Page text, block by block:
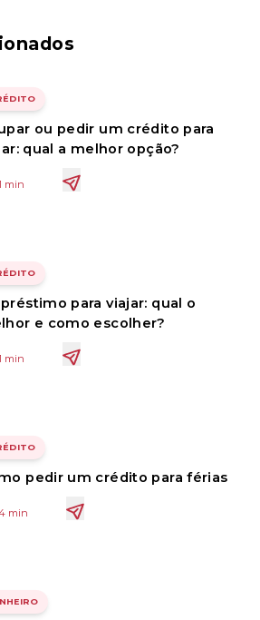
ou pedir um crédito para
qual a melhor opção?
min
para viajar: qual o
e como escolher?
min
pedir um crédito para férias
min